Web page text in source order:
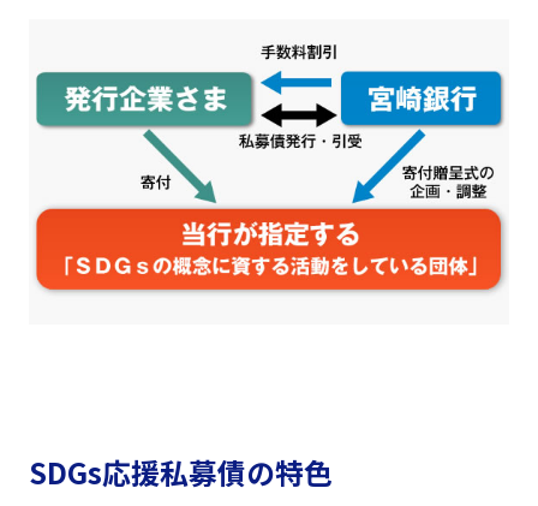
保証申込サービス
外国送金依頼書作成サービス
閉じる
採用情報
お問い合わせ先一覧
SDGs応援私募債の特色